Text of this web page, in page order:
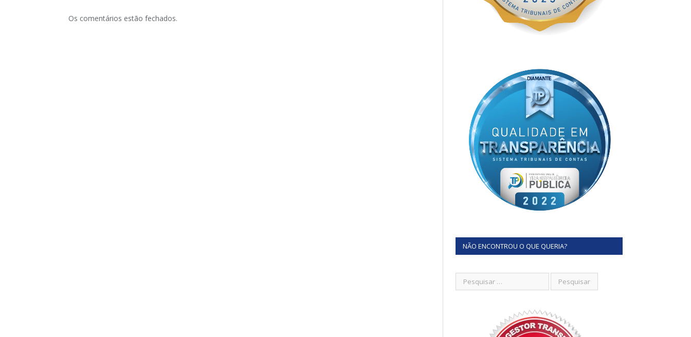
Os comentários estão fechados.
NÃO ENCONTROU O QUE QUERIA?